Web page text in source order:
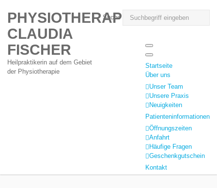
PHYSIOTHERAPIE
CLAUDIA
FISCHER
Heilpraktikerin auf dem Gebiet
der Physiotherapie
Suche
Startseite
Über uns
Unser Team
Unsere Praxis
Neuigkeiten
Patienteninformationen
Öffnungszeiten
Anfahrt
Häufige Fragen
Geschenkgutschein
Kontakt